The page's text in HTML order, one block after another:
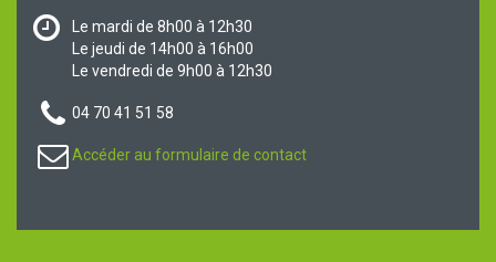
Le mardi de 8h00 à 12h30
Le jeudi de 14h00 à 16h00
Le vendredi de 9h00 à 12h30
04 70 41 51 58
Accéder au formulaire de contact